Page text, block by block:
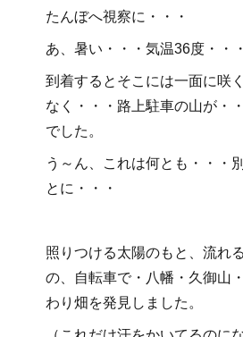
たんぼへ視察に・・・
あ、暑い・・・気温36度・・・
到着するとそこには一面に咲
なく・・・路上駐車の山が・
でした。
う～ん、これは何とも・・・
とに・・・
照りつける太陽のもと、流れ
の、自転車で・八幡・久御山
わり畑を発見しました。